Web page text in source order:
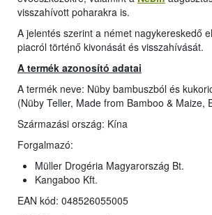
visszahívott poharakra is.
A jelentés szerint a német nagykereskedő
piacról történő kivonását és visszahívását.
A termék azonosító adatai
A termék neve: Nüby bambuszból és
(Nüby Teller, Made from Bamboo & Maize,
Származási ország: Kína
Forgalmazó:
Müller Drogéria Magyarország Bt.
Kangaboo Kft.
EAN kód: 048526055005